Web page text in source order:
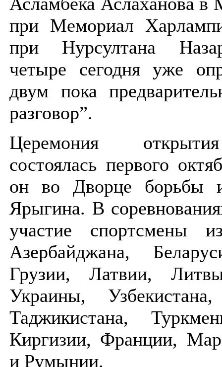
при Мемориал
при Нурсултана
четыре сегодня уже
двум пока
разговор”.
Церемония
состоялась первого
он во Дворце борьбы
Ярыгина. В
участие спортсмены
Азербайджана,
Грузии, Латвии,
Украины, Узбекистана,
Таджикистана,
Киргизии, Франции,
и Румынии.